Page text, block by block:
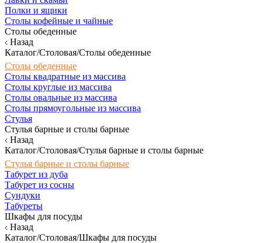
Полки и ящики
Столы кофейные и чайные
Столы обеденные
Назад
Каталог/Столовая/Столы обеденные
Столы обеденные
Столы квадратные из массива
Столы круглые из массива
Столы овальные из массива
Столы прямоугольные из массива
Стулья
Стулья барные и столы барные
Назад
Каталог/Столовая/Стулья барные и столы барные
Стулья барные и столы барные
Табурет из дуба
Табурет из сосны
Сундуки
Табуреты
Шкафы для посуды
Назад
Каталог/Столовая/Шкафы для посуды